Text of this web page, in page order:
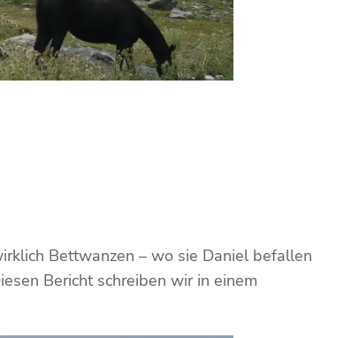
Bettwanzen – wo sie Daniel befallen
Bericht schreiben wir in einem